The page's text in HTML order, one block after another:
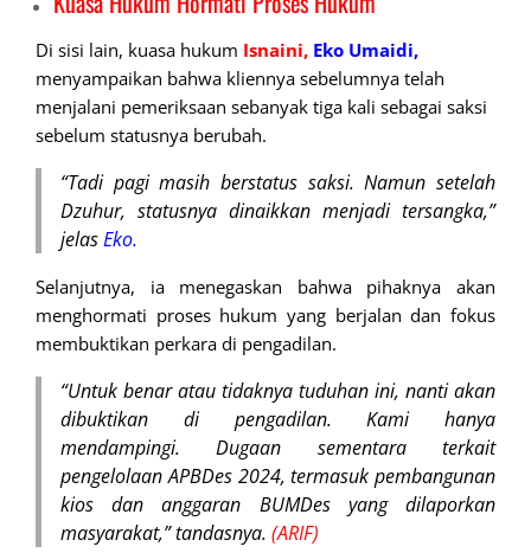
Di sisi lain, kuasa hukum Isnaini, Eko Umaidi,
menyampaikan bahwa kliennya sebelumnya telah
menjalani pemeriksaan sebanyak tiga kali sebagai saksi
sebelum statusnya berubah.
“Tadi pagi masih berstatus saksi. Namun setelah
Dzuhur, statusnya dinaikkan menjadi tersangka,”
jelasEko.
Selanjutnya, ia menegaskan bahwa pihaknya akan
menghormati proses hukum yang berjalan dan fokus
membuktikan perkara di pengadilan.
“Untuk benar atau tidaknya tuduhan ini, nanti akan
dibuktikan di pengadilan. Kami hanya
mendampingi. Dugaan sementara terkait
pengelolaan APBDes 2024, termasuk pembangunan
kios dan anggaran BUMDes yang dilaporkan
masyarakat,” tandasnya. (ARIF)